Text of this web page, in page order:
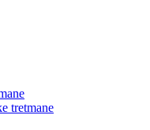
tretmane